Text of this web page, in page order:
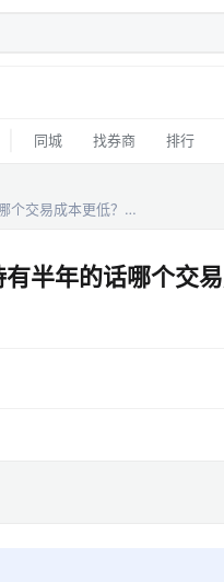
同城 找券商 排行
个交易成本更低？…
半年的话哪个交易